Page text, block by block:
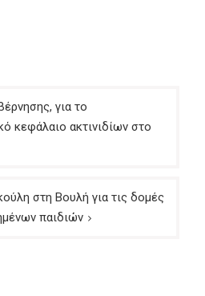
για το
κεφάλαιο ακτινιδίων στο
στη Βουλή για τις δομές
παιδιών